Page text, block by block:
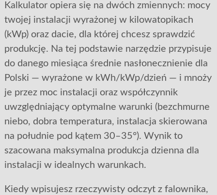
Kalkulator opiera się na dwóch zmiennych: mocy
twojej instalacji wyrażonej w kilowatopikach
(kWp) oraz dacie, dla której chcesz sprawdzić
produkcję. Na tej podstawie narzędzie przypisuje
do danego miesiąca średnie nasłonecznienie dla
Polski — wyrażone w kWh/kWp/dzień — i mnoży
je przez moc instalacji oraz współczynnik
uwzględniający optymalne warunki (bezchmurne
niebo, dobra temperatura, instalacja skierowana
na południe pod kątem 30–35°). Wynik to
szacowana maksymalna produkcja dzienna dla
instalacji w idealnych warunkach.
Kiedy wpisujesz rzeczywisty odczyt z falownika,